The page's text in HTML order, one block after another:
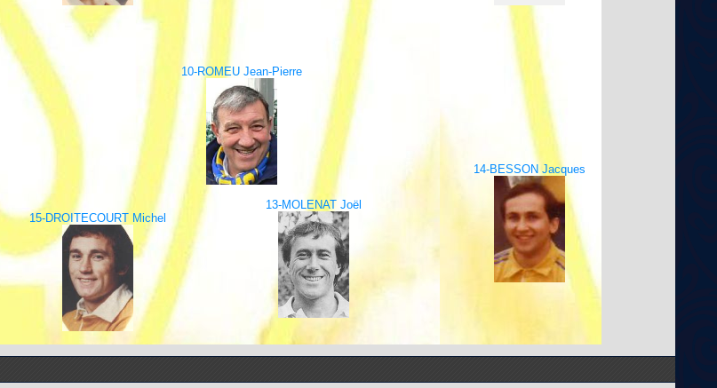
10-ROMEU Jean-Pierre
14-BESSON Jacques
13-MOLENAT Joël
15-DROITECOURT Michel